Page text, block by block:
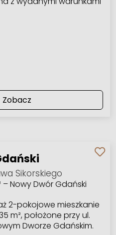
Zobacz
Sikorskiego
– Nowy Dwór Gdański
2-pokojowe mieszkanie
m², położone przy ul.
Dworze Gdańskim.